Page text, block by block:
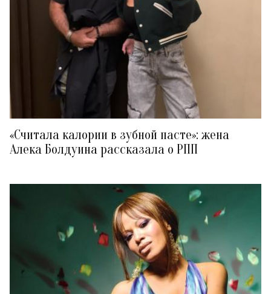
«Считала калории в зубной пасте»: жена
Алека Болдуина рассказала о РПП